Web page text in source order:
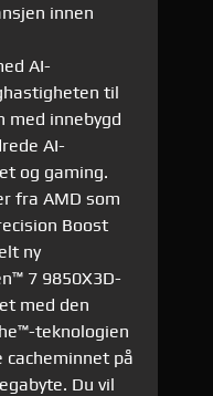
innen
AI-
til
med innebygd
AI-
og gaming.
fra AMD som
Boost
ny
7 9850X3D-
med den
teknologien
på
Du vil